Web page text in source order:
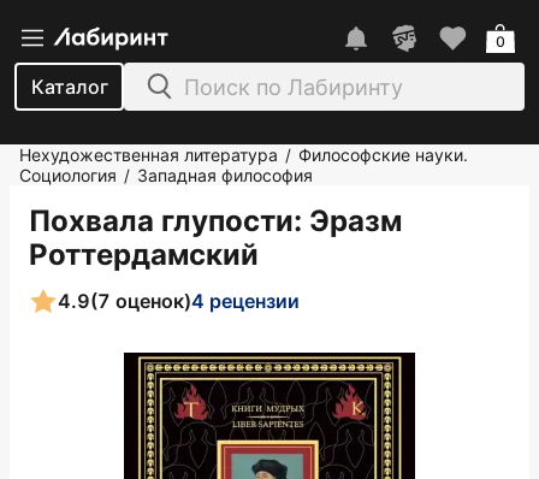
Каталог
0
Нехудожественная литература / Философские науки.
Социология / Западная философия
Похвала глупости: Эразм
Роттердамский
4.9(7 оценок)4 рецензии